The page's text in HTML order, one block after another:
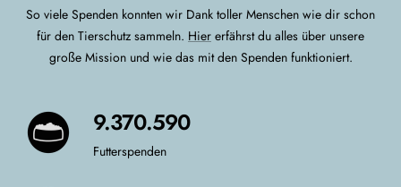
So viele Spenden konnten wir Dank toller Menschen wie dir schon
für den Tierschutz sammeln. Hier erfährst du alles über unsere
große Mission und wie das mit den Spenden funktioniert.
9.760.014
Futterspenden